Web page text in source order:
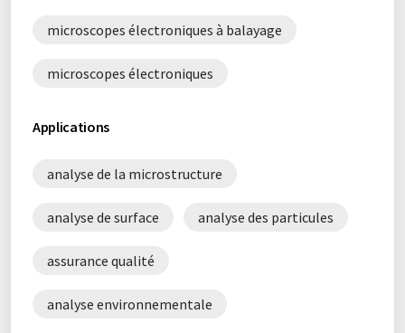
microscopes électroniques à balayage
microscopes électroniques
Applications
analyse de la microstructure
analyse de surface analyse des particules
assurance qualité
analyse environnementale